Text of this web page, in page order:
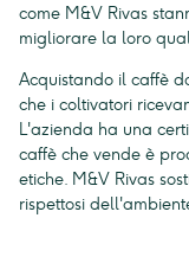
come M&V Rivas
migliorare la loro
Acquistando il caffè
che i coltivatori
L'azienda ha una
caffè che vende è
etiche. M&V Rivas
rispettosi